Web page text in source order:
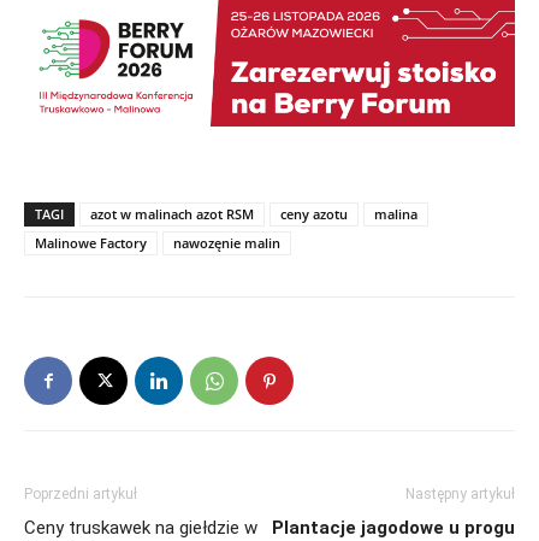
TAGI azot w malinach azot RSM ceny azotu
malina
Malinowe Factory
nawozęnie malin
Poprzedni artykuł
Ceny truskawek na giełdzie w
Następny artykuł
Plantacje jagodowe u progu